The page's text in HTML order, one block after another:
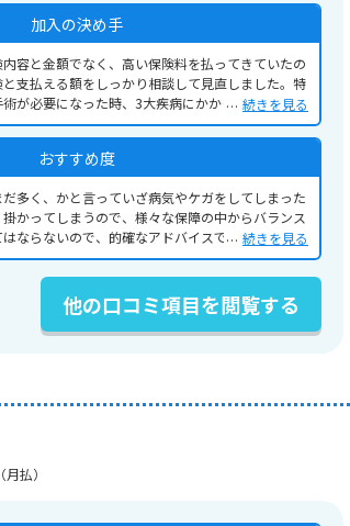
加入の決め手
容と金額でなく、高い保険料を払ってきていたの
支払える額をしっかり相談して見直しました。特
が必要になった時、3大疾病にかかった時のこと
したりできるようなプランにしましたが、入院に
ることもよっぽどないのを踏まえ、その事も担当
めました。
続きを見る
おすすめ度
多く、かと言っていざ病気やケガをしてしまった
かってしまうので、様々な保障の中からバランス
ならないので、的確なアドバイスで保障内容と保
って良いものであったと感じています。
続きを見る
他の口コミ項目を閲覧する
払）